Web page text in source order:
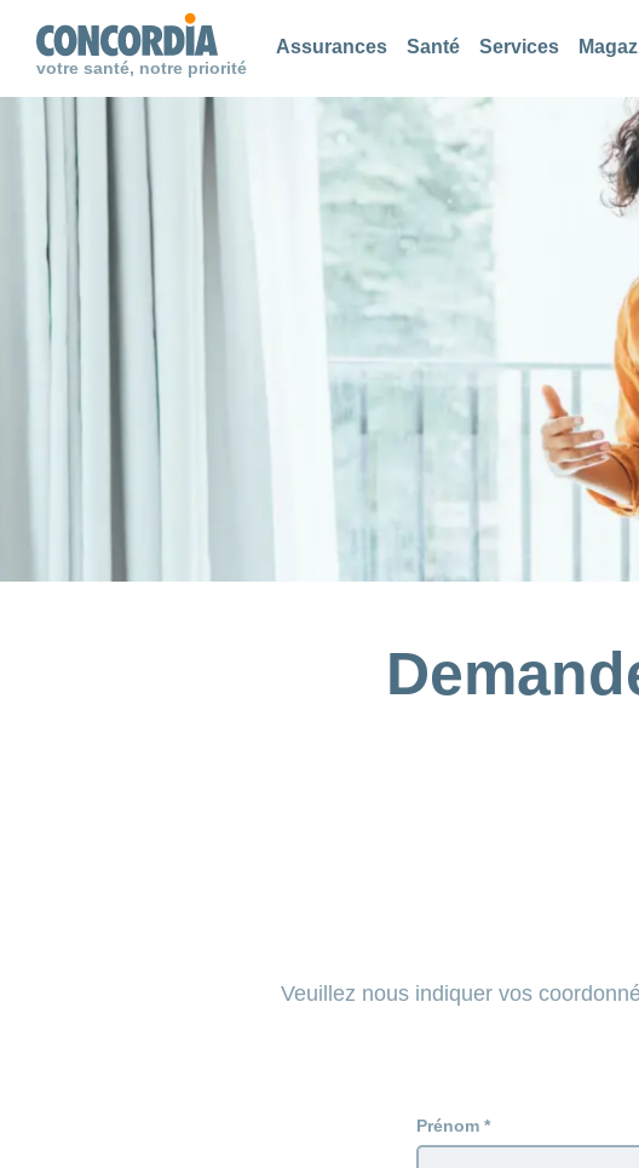
votre santé, notre priorité
Assurances Santé Services
Chercher
Chercher
Chercher
Veuillez nous indiquer vos
Prénom